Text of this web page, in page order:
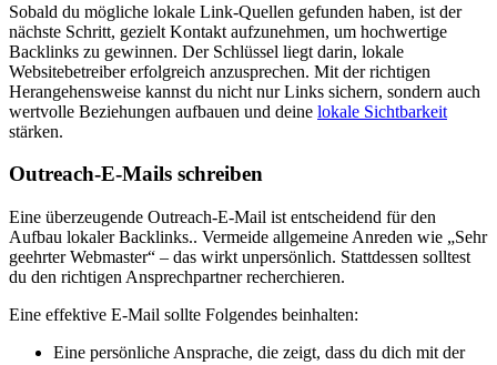
Sobald du mögliche lokale Link-Quellen gefunden haben, ist der
nächste Schritt, gezielt Kontakt aufzunehmen, um hochwertige
Backlinks zu gewinnen. Der Schlüssel liegt darin, lokale
Websitebetreiber erfolgreich anzusprechen. Mit der richtigen
Herangehensweise kannst du nicht nur Links sichern, sondern auch
wertvolle Beziehungen aufbauen und deine lokale Sichtbarkeit
stärken.
Outreach-E-Mails schreiben
Eine überzeugende Outreach-E-Mail ist entscheidend für den
Aufbau lokaler Backlinks.. Vermeide allgemeine Anreden wie „Sehr
geehrter Webmaster“ – das wirkt unpersönlich. Stattdessen solltest
du den richtigen Ansprechpartner recherchieren.
Eine effektive E-Mail sollte Folgendes beinhalten:
Eine persönliche Ansprache, die zeigt, dass du dich mit der